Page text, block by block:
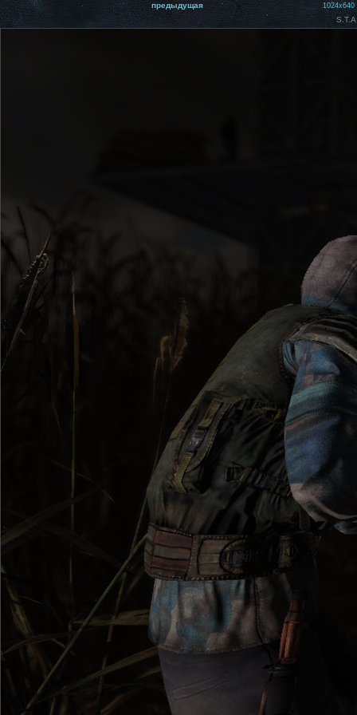
предыдущая 1024x640